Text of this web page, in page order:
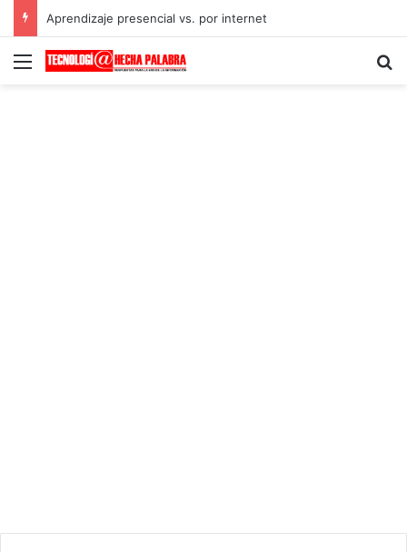
Aprendizaje presencial vs. por internet
Menú